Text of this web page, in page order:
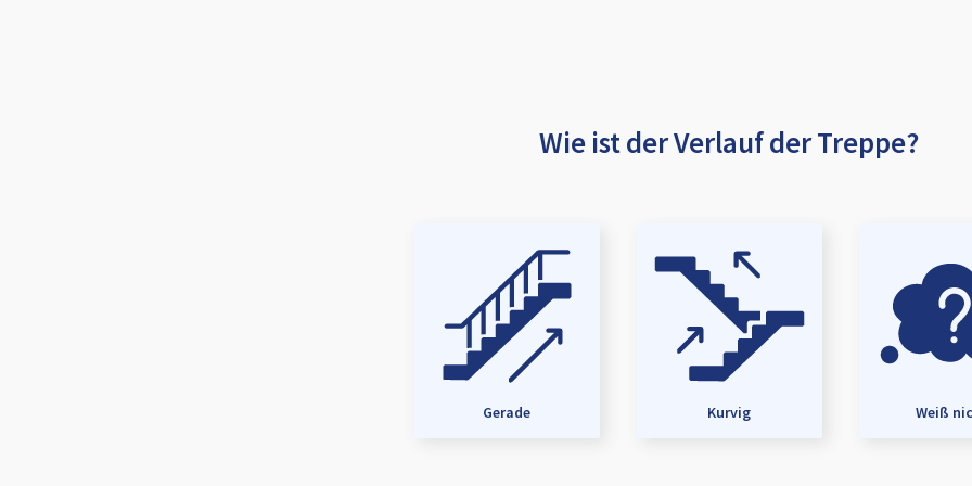
Wie ist der Verlauf der Treppe?
Gerade Kurvig Weiß